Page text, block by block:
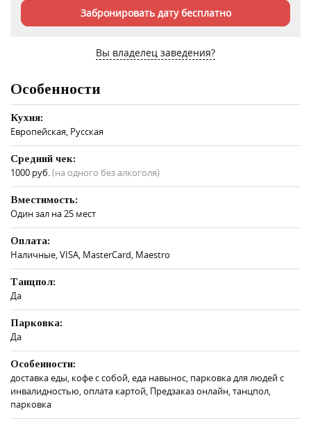
Забронировать дату бесплатно
Вы владелец заведения?
Особенности
Кухня:
Европейская, Русская
Средний чек:
1000 руб.(на одного без алкоголя)
Вместимость:
Один зал на 25 мест
Оплата:
Наличные, VISA, MasterCard, Maestro
Танцпол:
Да
Парковка:
Да
Особенности:
доставка еды, кофе с собой, еда навынос, парковка для людей с
инвалидностью, оплата картой, Предзаказ онлайн, танцпол,
парковка